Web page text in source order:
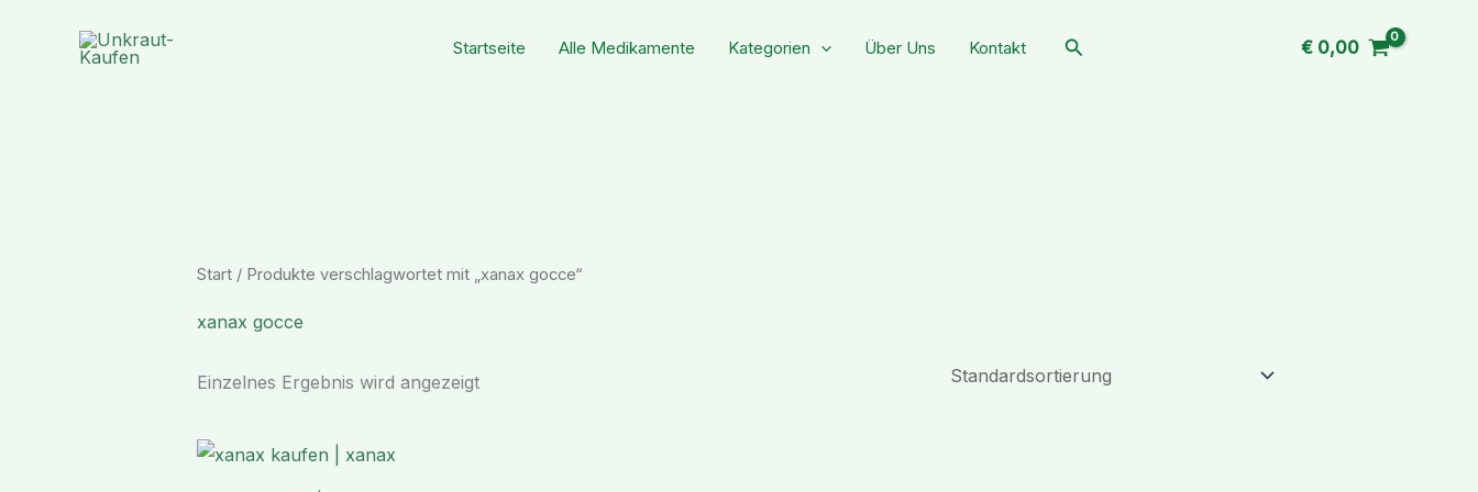
Startseite Alle Medikamente Kategorien Über Uns Kontakt Suchen €0,00
Start/ Produkte verschlagwortet mit „xanax gocce“
xanax gocce
Einzelnes Ergebnis wird angezeigt
Preisspanne:
€ 167,65